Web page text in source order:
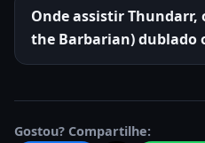
Onde assistir
the Barbarian) dublado
Gostou? Compartilhe: